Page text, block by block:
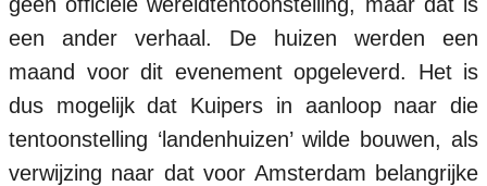
een ander verhaal. De huizen werden een
maand voor dit evenement opgeleverd. Het is
dus mogelijk dat Kuipers in aanloop naar die
tentoonstelling ‘landenhuizen’ wilde bouwen, als
verwijzing naar dat voor Amsterdam belangrijke